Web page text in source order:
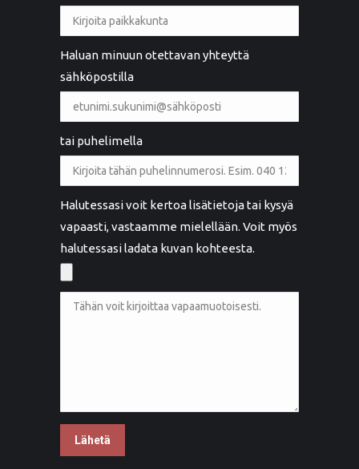
Haluan minuun otettavan yhteyttä
sähköpostilla
tai puhelimella
Halutessasi voit kertoa lisätietoja tai kysyä
vapaasti, vastaamme mielellään. Voit myös
halutessasi ladata kuvan kohteesta.